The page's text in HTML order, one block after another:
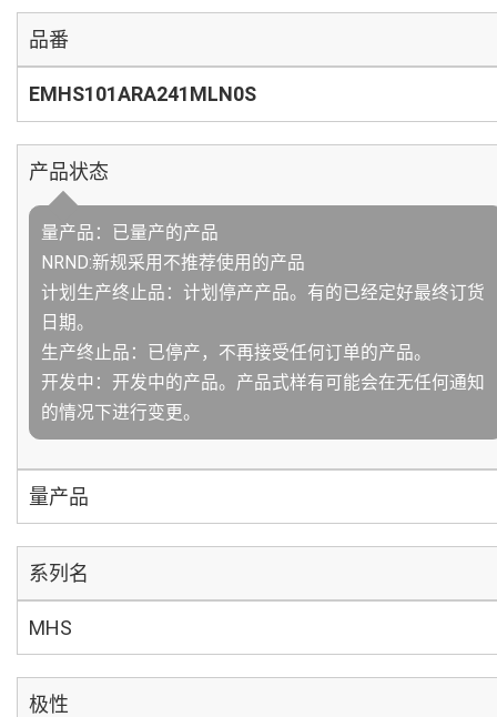
品番
EMHS101ARA241MLN0S
产品状态
量产品：已量产的产品
NRND:新规采用不推荐使用的产品
计划生产终止品：计划停产产品。有的已经定好最终订货
日期。
生产终止品：已停产，不再接受任何订单的产品。
开发中：开发中的产品。产品式样有可能会在无任何通知
的情况下进行变更。
量产品
系列名
MHS
极性